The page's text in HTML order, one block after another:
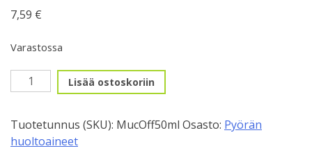
7,59 €
Varastossa
Ketjuvaha,
Muc-
Märkä,
50ml
Lisää ostoskoriin
Tuotetunnus (SKU): MucOff50ml Osasto: Pyörän
huoltoaineet